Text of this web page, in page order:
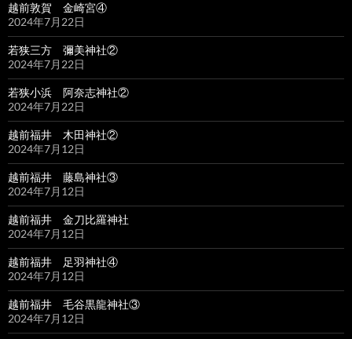
越前敦賀 金崎宮④
2024年7月22日
若狭三方 彌美神社②
2024年7月22日
若狭小浜 阿奈志神社②
2024年7月22日
越前福井 木田神社②
2024年7月12日
越前福井 藤島神社③
2024年7月12日
越前福井 金刀比羅神社
2024年7月12日
越前福井 足羽神社④
2024年7月12日
越前福井 毛谷黒龍神社③
2024年7月12日